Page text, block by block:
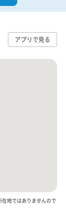
アプリで見る
地ではありませんので